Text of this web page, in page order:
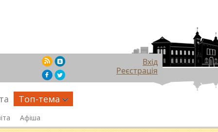
Вхід
Реєстрація
Топ-тема
Афіша